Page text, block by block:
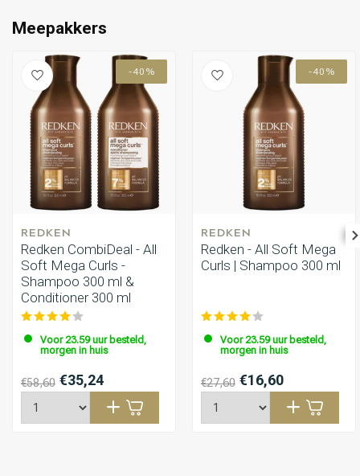
Meepakkers
-40%
REDKEN
Redken CombiDeal - All
Soft Mega Curls -
Shampoo 300 ml &
Conditioner 300 ml
Voor 23.59 uur besteld,
morgen in huis
€58,60 €35,24
-40%
REDKEN
Redken - All Soft Mega
Curls | Shampoo 300 ml
Voor 23.59 uur besteld,
morgen in huis
€27,60 €16,60